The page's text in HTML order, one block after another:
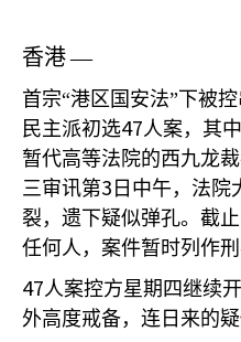
香港—
首宗“港区国安法”下被
民主派初选47人案，其中
暂代高等法院的西九龙
三审讯第3 日中午，法院
裂，遗下疑似弹孔。截
任何人，案件暂时列作刑
47人案控方星期四继续
外高度戒备，连日来的疑